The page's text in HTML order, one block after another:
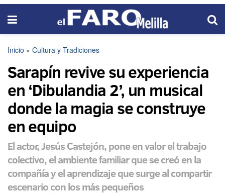
Inicio » Cultura y Tradiciones
Sarapín revive su experiencia
en ‘Dibulandia 2’, un musical
donde la magia se construye
en equipo
El actor, Jesús Castejón, pone en valor el trabajo
colectivo, el ambiente familiar que se creó en la
compañía y el aprendizaje que surge al compartir
escenario con los más pequeños